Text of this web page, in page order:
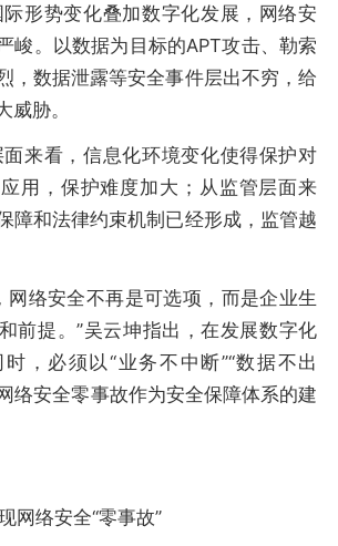
形势变化叠加数字化发展，网络安
峻。以数据为目标的APT攻击、勒索
，数据泄露等安全事件层出不穷，给
威胁。
来看，信息化环境变化使得保护对
用，保护难度加大；从监管层面来
障和法律约束机制已经形成，监管越
络安全不再是可选项，而是企业生
前提。”吴云坤指出，在发展数字化
，必须以“业务不中断”“数据不出
络安全零事故作为安全保障体系的建
网络安全“零事故”